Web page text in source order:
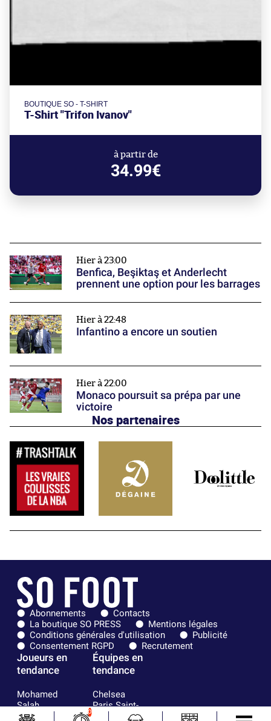
BOUTIQUE SO - T-SHIRT
T-Shirt "Trifon Ivanov"
à partir de
34.99€
Hier à 23:00
Benfica, Beşiktaş et Anderlecht
prennent une option pour les barrages
Hier à 22:48
Infantino a encore un soutien
Hier à 22:00
Monaco poursuit sa prépa par une
victoire
Nos partenaires
Abonnements
Contacts
La boutique SO PRESS
Mentions légales
Conditions générales d'utilisation
Publicité
Consentement RGPD
Recrutement
Joueurs en
tendance
Mohamed
Salah
Mykhailo
Équipes en
tendance
Chelsea
Paris Saint-
0